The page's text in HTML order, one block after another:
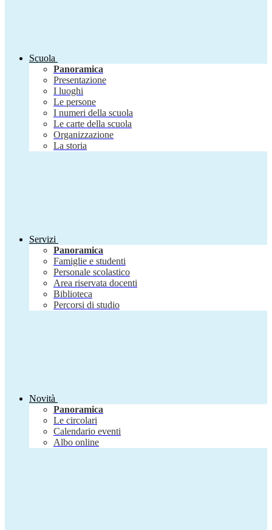
Scuola
Panoramica
Presentazione
I luoghi
Le persone
I numeri della scuola
Le carte della scuola
Organizzazione
La storia
Servizi
Panoramica
Famiglie e studenti
Personale scolastico
Area riservata docenti
Biblioteca
Percorsi di studio
Novità
Panoramica
Le circolari
Calendario eventi
Albo online